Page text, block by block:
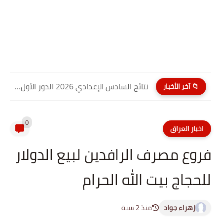
📁 آخر الأخبار نتائج السادس الإعدادي 2026 الدور الأول PDF كربلاء المقدسة| موقع...
اخبار العراق 0
فروع مصرف الرافدين لبيع الدولار
للحجاج بيت الله الحرام
زهراء جواد منذ 2 سنة